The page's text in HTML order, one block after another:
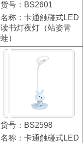
货号：BS2601
名称：卡通触碰式LED
读书灯夜灯（站姿青
蛙）
货号：BS2598
名称：卡通触碰式LED